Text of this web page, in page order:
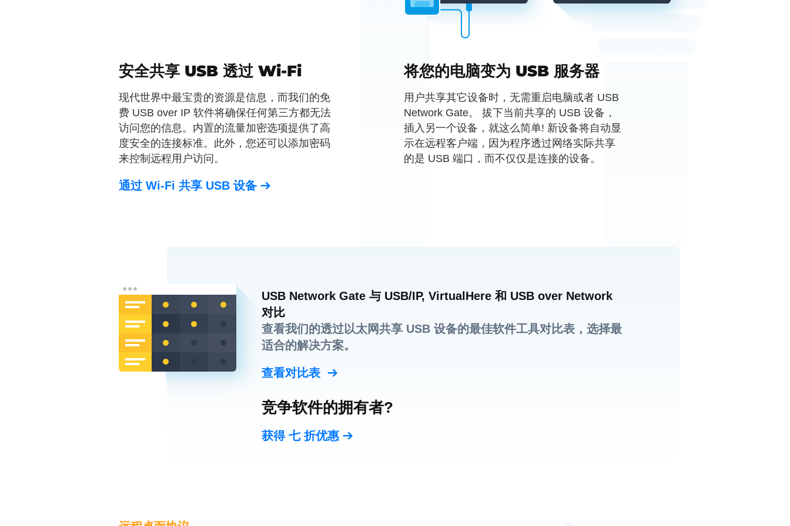
安全共享 USB 透过 Wi-Fi
现代世界中最宝贵的资源是信息，而我们的免
费 USB over IP 软件将确保任何第三方都无法
访问您的信息。内置的流量加密选项提供了高
度安全的连接标准。此外，您还可以添加密码
来控制远程用户访问。
通过 Wi-Fi 共享 USB 设备
将您的电脑变为 USB 服务器
用户共享其它设备时，无需重启电脑或者 USB
Network Gate。 拔下当前共享的 USB 设备，
插入另一个设备，就这么简单! 新设备将自动显
示在远程客户端，因为程序透过网络实际共享
的是 USB 端口，而不仅仅是连接的设备。
USB Network Gate 与 USB/IP, VirtualHere 和 USB over Network
对比
查看我们的透过以太网共享 USB 设备的最佳软件工具对比表，选择最
适合的解决方案。
查看对比表
竞争软件的拥有者?
获得 七 折优惠